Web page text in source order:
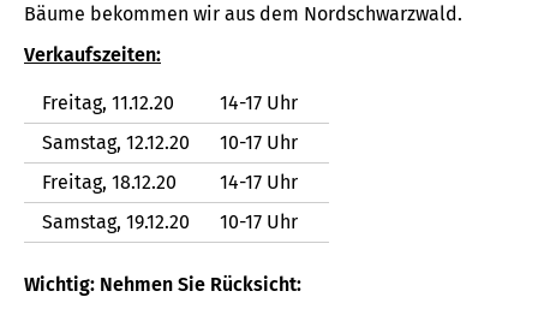
Bäume bekommen wir aus dem Nordschwarzwald.
Verkaufszeiten:
Freitag, 11.12.20
14-17 Uhr
Samstag, 12.12.20
10-17 Uhr
Freitag, 18.12.20
14-17 Uhr
Samstag, 19.12.20
10-17 Uhr
Wichtig: Nehmen Sie Rücksicht: